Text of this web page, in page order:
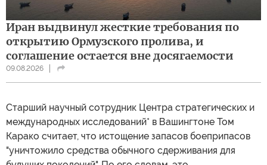
Иран выдвинул жесткие требования по
открытию Ормузского пролива, и
соглашение остается вне досягаемости
09.08.2026
Cтарший научный сотрудник Центра стратегических и
международных исследований* в Вашингтоне Том
Карако считает, что истощение запасов боеприпасов
"уничтожило средства обычного сдерживания для